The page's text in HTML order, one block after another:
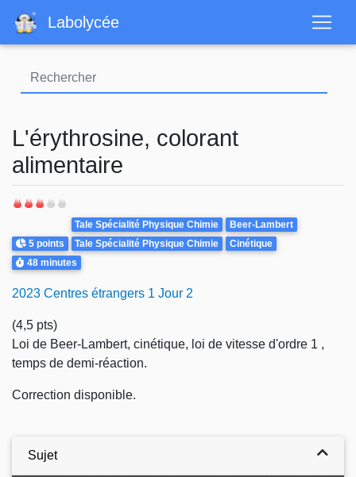
contenu
Labolycée
L'érythrosine, colorant
alimentaire
Points
5 points
Theme
Tale Spécialité Physique Chimie
Beer-Lambert
Tale Spécialité Physique Chimie
Cinétique
Durée
48 minutes
2023 Centres étrangers 1 Jour 2
(4,5 pts)
Loi de Beer-Lambert, cinétique, loi de vitesse d'ordre 1 ,
temps de demi-réaction.
Correction disponible.
Sujet